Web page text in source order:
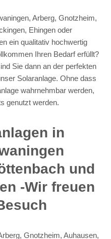
Arberg, Gnotzheim,
Ehingen oder
ein qualitativ hochwertig
Ihren Bedarf erfüllt?
Sie dann an der perfekten
Solaranlage. Ohne dass
wahrnehmbar werden,
genutzt werden.
in
und
-Wir freuen
Gnotzheim, Auhausen,